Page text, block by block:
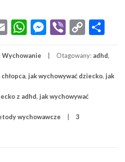
EmailWhatsApp
Messenger
Viber
Copy
Wychowanie Otagowany: adhd,
, jak wychowywać dziecko, jak
z adhd, jak wychowywać
wychowawcze 3